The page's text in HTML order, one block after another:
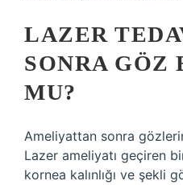
LAZER
SONRA GÖZ
MU?
Ameliyattan sonra
Lazer ameliyatı geçiren
kornea kalınlığı ve şekli